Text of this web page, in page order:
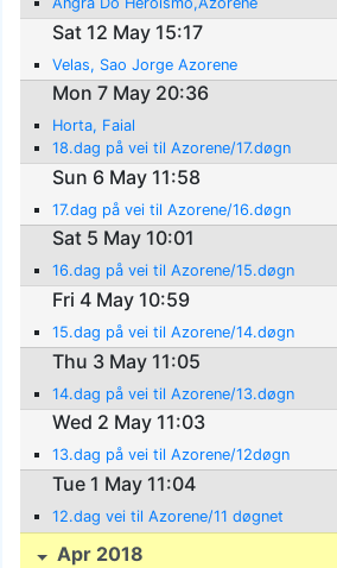
Sat 12 May 15:17
Velas, Sao Jorge Azorene
Mon 7 May 20:36
Horta, Faial
18.dag på vei til Azorene/17.døgn
Sun 6 May 11:58
17.dag på vei til Azorene/16.døgn
Sat 5 May 10:01
16.dag på vei til Azorene/15.døgn
Fri 4 May 10:59
15.dag på vei til Azorene/14.døgn
Thu 3 May 11:05
14.dag på vei til Azorene/13.døgn
Wed 2 May 11:03
13.dag på vei til Azorene/12døgn
Tue 1 May 11:04
12.dag vei til Azorene/11 døgnet
Apr 2018